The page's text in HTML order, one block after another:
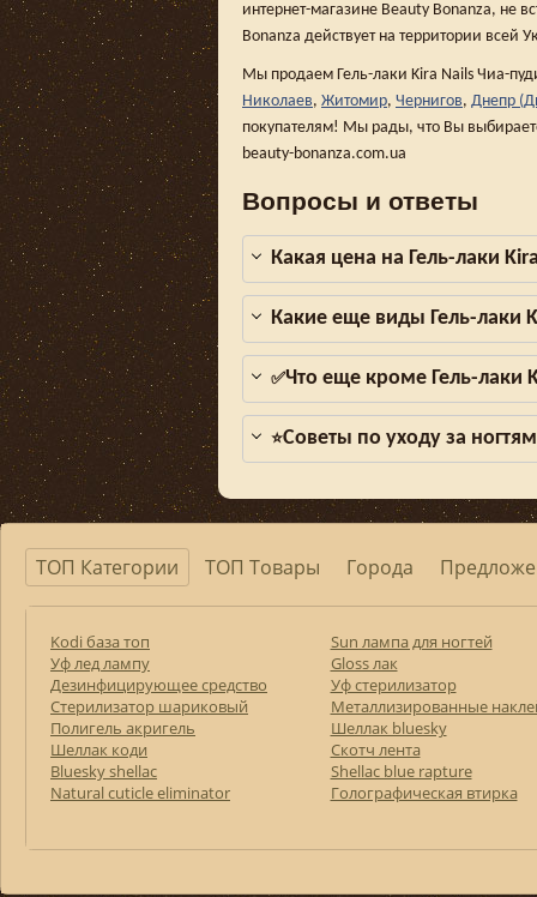
интернет-магазине Beauty Bonanza, не
Bonanza действует на территории всей
Мы продаем Гель-лаки Kira Nails Чиа-
Николаев, Житомир, Чернигов, Днепр
покупателям! Мы рады, что Вы
beauty-bonanza.com.ua
Вопросы и ответы
Какая цена на Гель-лаки
Какие еще виды Гель-лаки
✅Что еще кроме Гель-лаки
⭐Советы по уходу за
ТОП Категории ТОП Товары Города
Kodi база топ
Уф лед лампу
Дезинфицирующее средство
Стерилизатор шариковый
Полигель акригель
Шеллак коди
Bluesky shellac
Natural cuticle eliminator
Sun лампа для ногтей
Gloss лак
Уф стерилизатор
Металлизированные
Шеллак bluesky
Скотч лента
Shellac blue rapture
Голографическая втирка